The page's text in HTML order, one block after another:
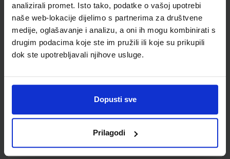
analizirali promet. Isto tako, podatke o vašoj upotrebi
naše web-lokacije dijelimo s partnerima za društvene
medije, oglašavanje i analizu, a oni ih mogu kombinirati s
drugim podacima koje ste im pružili ili koje su prikupili
dok ste upotrebljavali njihove usluge.
Dopusti sve
Prilagodi
ŠIFRA OMOTA: 500179
Udžbenik Omot
POVIJEST 7; radna bilježnica iz povijesti za sedmi razred
osnovne škole
Birin A.Finek D.Finek Holjevac Katušić Šarlija
CIJENA: 12,00 €
ŠIFRA OMOTA: